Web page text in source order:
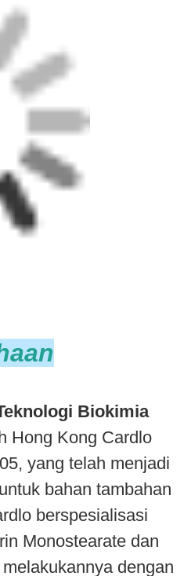
Biokimia
Hong Kong Cardlo
yang telah menjadi
bahan tambahan
berspesialisasi
Monostearate dan
dengan